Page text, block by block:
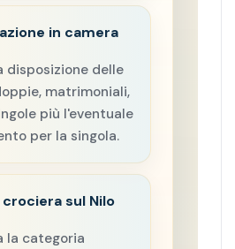
in camera
disposizione delle
matrimoniali,
più l'eventuale
per la singola.
sul Nilo
la categoria